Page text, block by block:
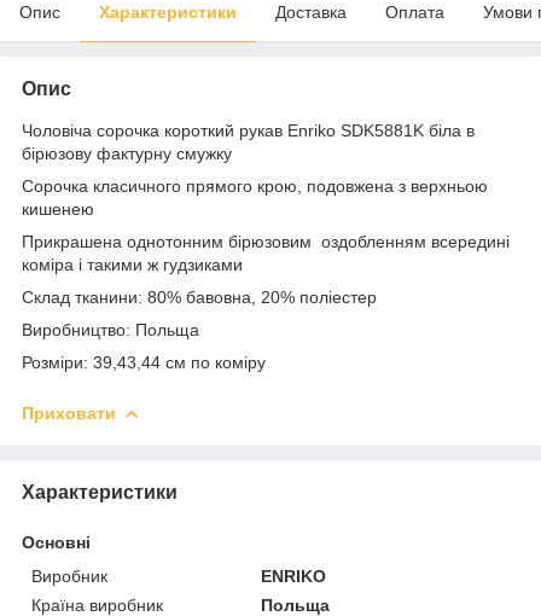
Опис Характеристики Доставка Оплата Умови
Опис
Чоловіча сорочка короткий рукав Enriko SDK5881K біла в
бірюзову фактурну смужку
Сорочка класичного прямого крою, подовжена з верхньою
кишенею
Прикрашена однотонним бірюзовим оздобленням всередині
коміра і такими ж гудзиками
Склад тканини: 80% бавовна, 20% поліестер
Виробництво: Польща
Розміри: 39,43,44 см по коміру
Приховати
Характеристики
Основні
Виробник
ENRIKO
Країна виробник
Польща